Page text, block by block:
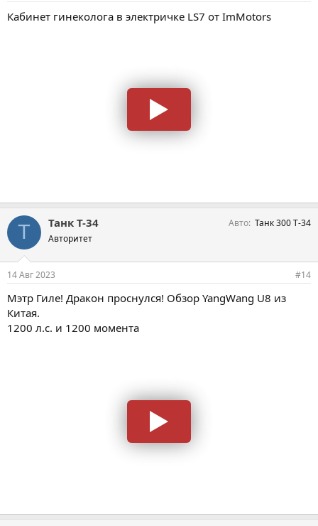
Кабинет гинеколога в электричке LS7 от ImMotors
Т Танк Т-34
Авторитет
Авто Танк 300 Т-34
14 Авг 2023 #14
Мэтр Гиле! Дракон проснулся! Обзор YangWang U8 из
Китая.
1200 л.с. и 1200 момента